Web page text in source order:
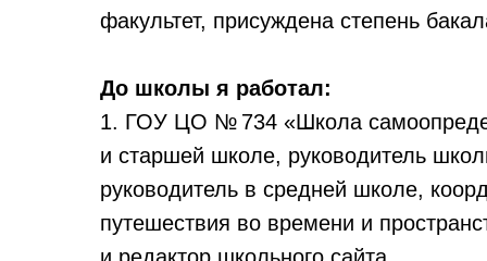
факультет, присуждена степень
До школы я работал:
1. ГОУ ЦО № 734 «Школа
и старшей школе, руководитель
руководитель в средней школе,
путешествия во времени и